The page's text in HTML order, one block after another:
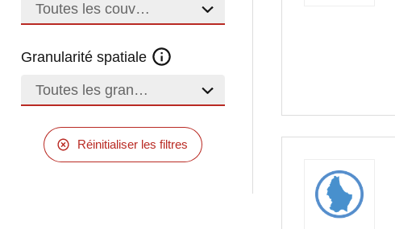
Toutes les couvertures
Granularité spatiale
Toutes les granularités
Réinitialiser les filtres